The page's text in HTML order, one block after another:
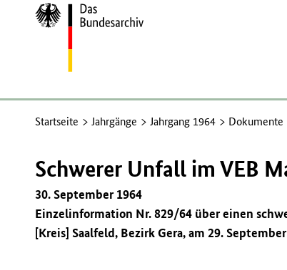
Zur
Startseite
Startseite Jahrgänge Jahrgang 1964 Dokumente
Schwerer Unfall im VEB
30. September 1964
Einzelinformation Nr. 829/64 über einen
[Kreis] Saalfeld, Bezirk Gera, am 29.